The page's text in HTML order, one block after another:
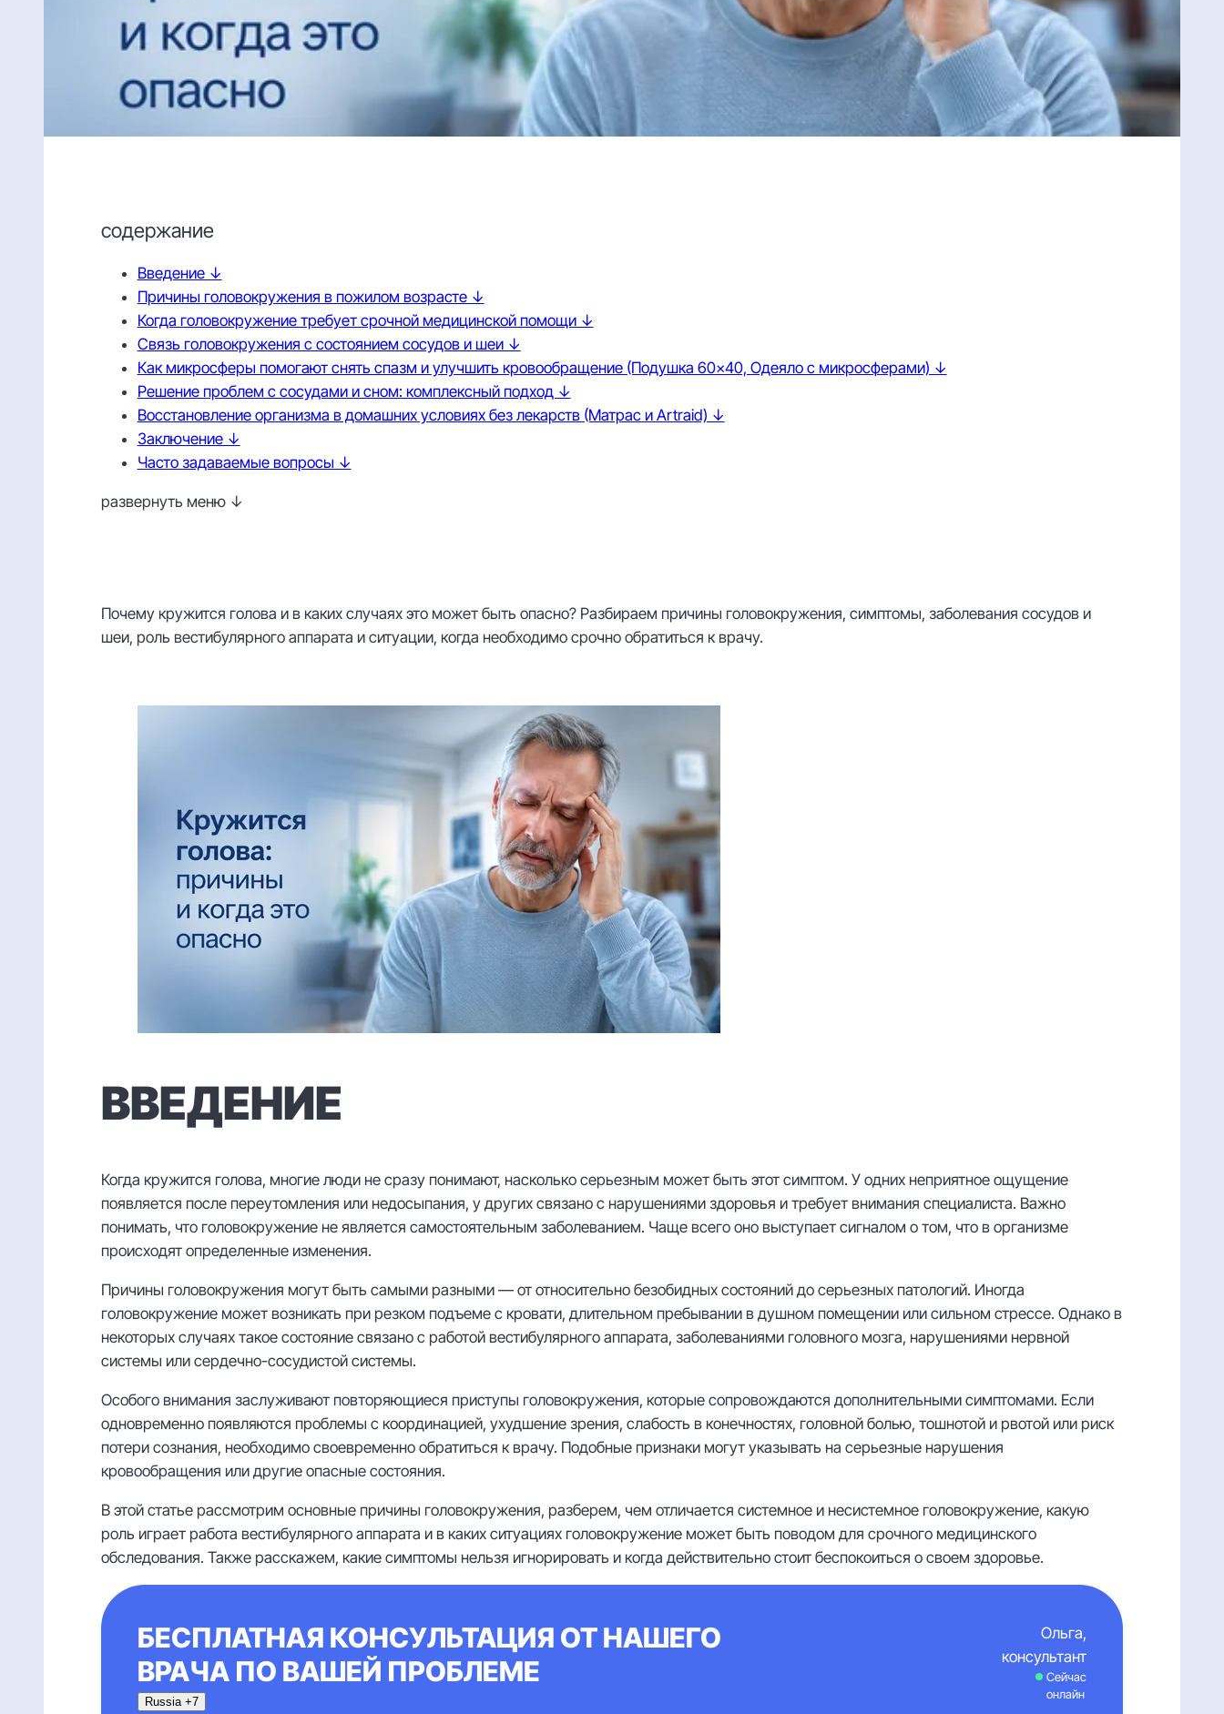
содержание
Введение ↓
Причины головокружения в пожилом возрасте ↓
Когда головокружение требует срочной медицинской помощи ↓
Связь головокружения с состоянием сосудов и шеи ↓
Как микросферы помогают снять спазм и улучшить кровообращение (Подушка 60×40, Одеяло с микросферами) ↓
Решение проблем с сосудами и сном: комплексный подход ↓
Восстановление организма в домашних условиях без лекарств (Матрас и Artraid) ↓
Заключение ↓
Часто задаваемые вопросы ↓
развернуть меню ↓
Почему кружится голова и в каких случаях это может быть опасно? Разбираем причины головокружения, симптомы, заболевания сосудов и
шеи, роль вестибулярного аппарата и ситуации, когда необходимо срочно обратиться к врачу.
ВВЕДЕНИЕ
Когда кружится голова, многие люди не сразу понимают, насколько серьезным может быть этот симптом. У одних неприятное ощущение
появляется после переутомления или недосыпания, у других связано с нарушениями здоровья и требует внимания специалиста. Важно
понимать, что головокружение не является самостоятельным заболеванием. Чаще всего оно выступает сигналом о том, что в организме
происходят определенные изменения.
Причины головокружения могут быть самыми разными — от относительно безобидных состояний до серьезных патологий. Иногда
головокружение может возникать при резком подъеме с кровати, длительном пребывании в душном помещении или сильном стрессе. Однако в
некоторых случаях такое состояние связано с работой вестибулярного аппарата, заболеваниями головного мозга, нарушениями нервной
системы или сердечно-сосудистой системы.
Особого внимания заслуживают повторяющиеся приступы головокружения, которые сопровождаются дополнительными симптомами. Если
одновременно появляются проблемы с координацией, ухудшение зрения, слабость в конечностях, головной болью, тошнотой и рвотой или риск
потери сознания, необходимо своевременно обратиться к врачу. Подобные признаки могут указывать на серьезные нарушения
кровообращения или другие опасные состояния.
В этой статье рассмотрим основные причины головокружения, разберем, чем отличается системное и несистемное головокружение, какую
роль играет работа вестибулярного аппарата и в каких ситуациях головокружение может быть поводом для срочного медицинского
обследования. Также расскажем, какие симптомы нельзя игнорировать и когда действительно стоит беспокоиться о своем здоровье.
БЕСПЛАТНАЯ КОНСУЛЬТАЦИЯ ОТ НАШЕГО
ВРАЧА ПО ВАШЕЙ ПРОБЛЕМЕ
Russia +7
Ольга,
консультант
Сейчас
онлайн